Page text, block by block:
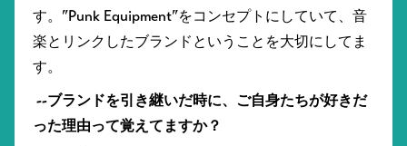
す。”Punk Equipment”をコンセプトにしていて、音
楽とリンクしたブランドということを大切にしてま
す。
--ブランドを引き継いだ時に、ご自身たちが好きだ
った理由って覚えてますか？